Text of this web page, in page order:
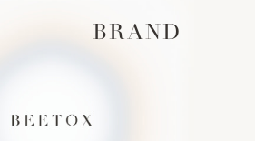
BRAND